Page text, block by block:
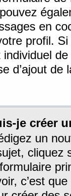
en
profil.
individuel
d’ajout
je créer
un
cliquez
c’est